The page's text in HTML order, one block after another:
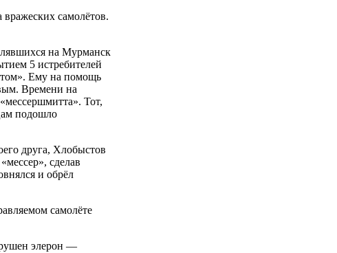
вражеских самолётов.
на Мурманск
5 истребителей
Ему на помощь
Времени на
Тот,
подошло
друга, Хлобыстов
сделав
и обрёл
самолёте
элерон —